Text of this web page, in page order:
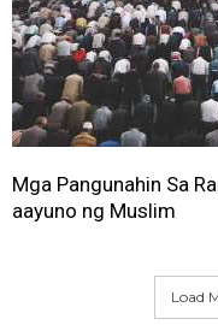
Mga Pangunahin Sa
aayuno ng Muslim
Load